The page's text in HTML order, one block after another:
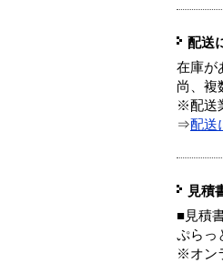
配送
在庫が
尚、複
※配送
⇒配送
見積
■見積
ぷらっ
※オン